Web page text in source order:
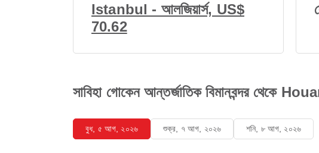
Istanbul - আলজিয়ার্স, US$
70.62
সাবিহা গোকেন আন্তর্জাতিক বিমানবন্দর থেকে
বুধ, ৫ আগ, ২০২৬ শুক্র, ৭ আগ, ২০২৬ শনি, ৮ আগ, ২০২৬